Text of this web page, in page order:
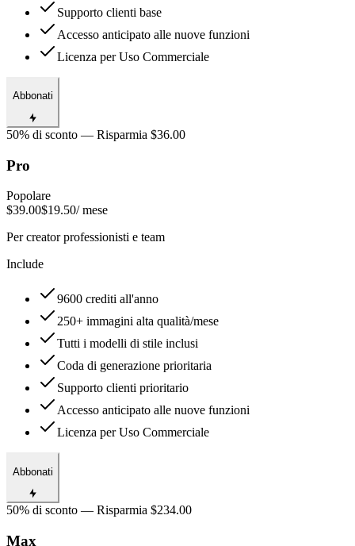
Supporto clienti base
Accesso anticipato alle nuove funzioni
Licenza per Uso Commerciale
Abbonati
50% di sconto — Risparmia $36.00
Pro
Popolare
$39.00$19.50/ mese
Per creator professionisti e team
Include
9600 crediti all'anno
250+ immagini alta qualità/mese
Tutti i modelli di stile inclusi
Coda di generazione prioritaria
Supporto clienti prioritario
Accesso anticipato alle nuove funzioni
Licenza per Uso Commerciale
Abbonati
50% di sconto — Risparmia $234.00
Max